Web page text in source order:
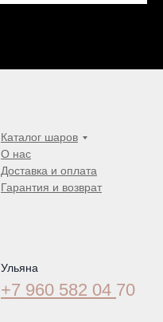
Каталог шаров
О нас
Доставка и оплата
Гарантия и возврат
Ульяна
+7 960 582 04 70